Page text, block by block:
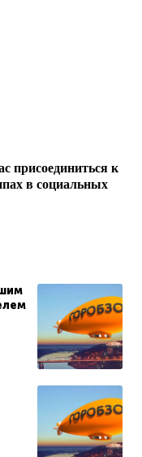
присоединиться к
в социальных